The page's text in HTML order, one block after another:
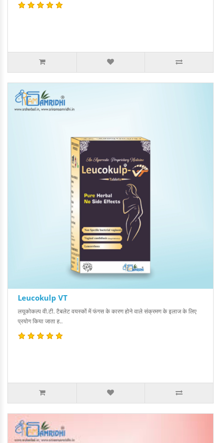
Leucokulp VT
लयूकोकल्प वी.टी. टैबलेट वयस्कों में फंगस के कारण होने वाले संक्रमण के इलाज के लिए
प्रयोग किया जाता ह..